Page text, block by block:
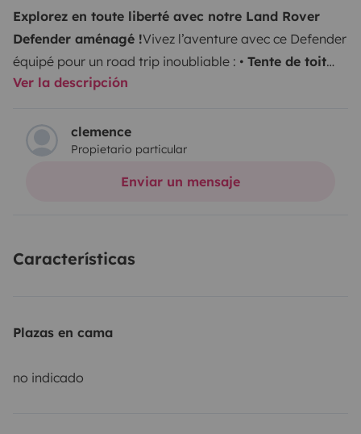
Explorez en toute liberté avec notre Land Rover
Defender aménagé !Vivez l’aventure avec ce Defender
équipé pour un road trip inoubliable : • Tente de toit
spacieuse+ extension pour un espace extérieur
Banquette confortable
journée d’exploration•Look iconique & robustesse
pour affronter tous les terrains
Idéal pour les amateurs
Ver la descripción
clemence
Propietario particular
Enviar un mensaje
Características
Plazas en cama
no indicado